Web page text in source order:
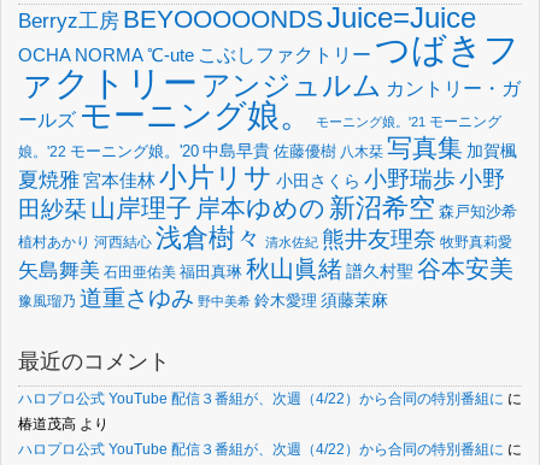
Berryz工房 BEYOOOOONDSJuice=Juice
OCHA NORMA℃-ute こぶしファクトリー つばきフ
ァクトリー アンジュルム カントリー・ガ
ールズ モーニング娘。 モーニング娘。'21 モーニング
娘。'22 モーニング娘。'20 中島早貴 佐藤優樹 八木栞 写真集 加賀楓
夏焼雅宮本佳林小片リサ 小田さくら 小野瑞歩小野
田紗栞 山岸理子 岸本ゆめの 新沼希空 森戸知沙希
植村あかり 河西結心 浅倉樹々 清水佐紀 熊井友理奈 牧野真莉愛
矢島舞美 石田亜佑美 福田真琳 秋山眞緒譜久村聖 谷本安美
豫風瑠乃 道重さゆみ 野中美希 鈴木愛理 須藤茉麻
最近のコメント
ハロプロ公式 YouTube 配信３番組が、次週（4/22）から合同の特別番組に に
椿道茂高 より
ハロプロ公式 YouTube 配信３番組が、次週（4/22）から合同の特別番組に に